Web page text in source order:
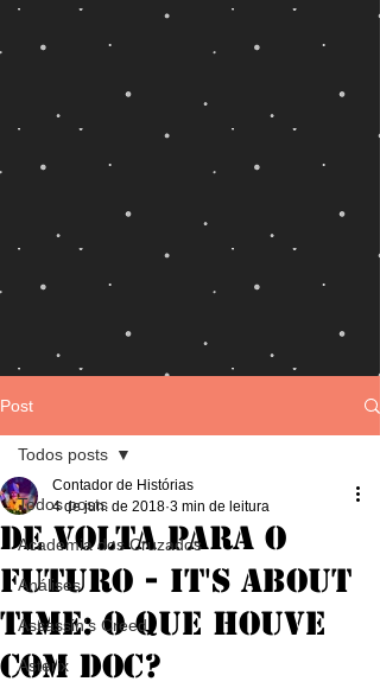
Post
Todos posts
Academia dos Cruzados
Análises
Assassin's Creed
Asterix
Todos posts
De Volta para o
Futuro - It's About
Time: O que houve
com Doc?
Contador de Histórias
4 de jun. de 2018 3 min de leitura